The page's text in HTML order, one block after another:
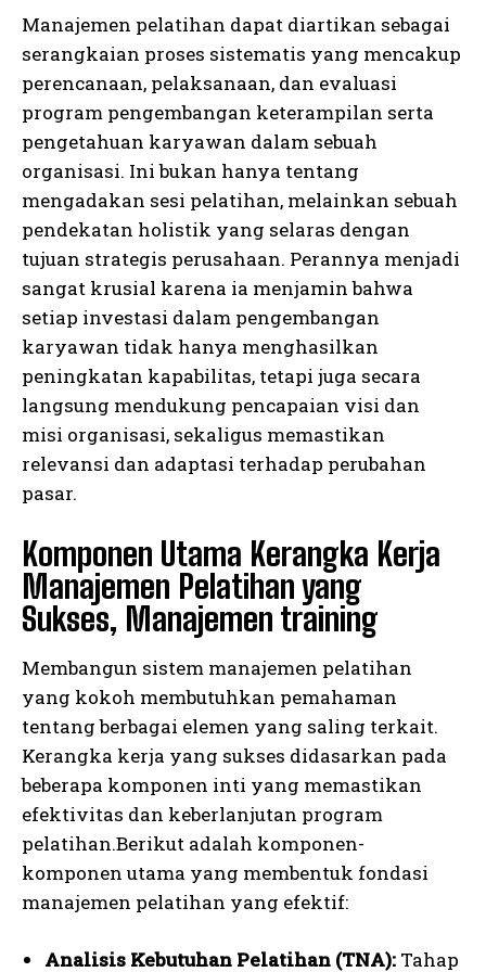
Manajemen pelatihan dapat diartikan sebagai
serangkaian proses sistematis yang mencakup
perencanaan, pelaksanaan, dan evaluasi
program pengembangan keterampilan serta
pengetahuan karyawan dalam sebuah
organisasi. Ini bukan hanya tentang
mengadakan sesi pelatihan, melainkan sebuah
pendekatan holistik yang selaras dengan
tujuan strategis perusahaan. Perannya menjadi
sangat krusial karena ia menjamin bahwa
setiap investasi dalam pengembangan
karyawan tidak hanya menghasilkan
peningkatan kapabilitas, tetapi juga secara
langsung mendukung pencapaian visi dan
misi organisasi, sekaligus memastikan
relevansi dan adaptasi terhadap perubahan
pasar.
Komponen Utama Kerangka Kerja
Manajemen Pelatihan yang
Sukses, Manajemen training
Membangun sistem manajemen pelatihan
yang kokoh membutuhkan pemahaman
tentang berbagai elemen yang saling terkait.
Kerangka kerja yang sukses didasarkan pada
beberapa komponen inti yang memastikan
efektivitas dan keberlanjutan program
pelatihan.Berikut adalah komponen-
komponen utama yang membentuk fondasi
manajemen pelatihan yang efektif:
Analisis Kebutuhan Pelatihan (TNA): Tahap